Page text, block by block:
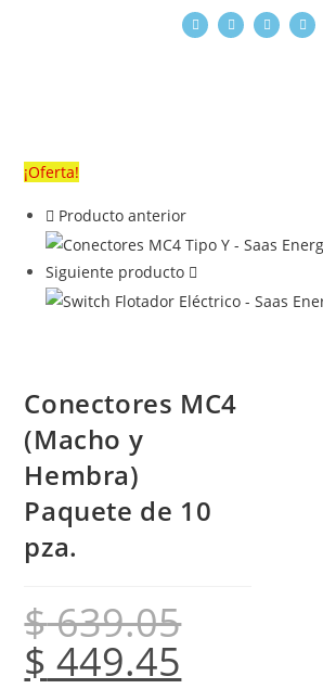
¡Oferta!
Producto anterior
Siguiente producto
Conectores MC4
(Macho y
Hembra)
Paquete de 10
pza.
$639.05
$ 449.45